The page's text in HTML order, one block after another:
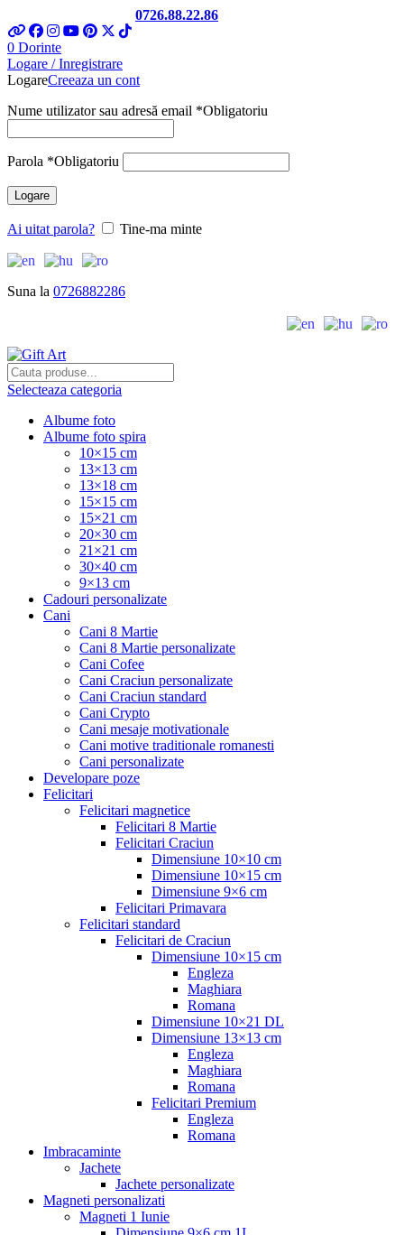
0726.88.22.86
0 Dorinte
Logare / Inregistrare
LogareCreeaza un cont
Nume utilizator sau adresă email *Obligatoriu
Parola *Obligatoriu
Logare
Ai uitat parola? Tine-ma minte
Suna la 0726882286
Selecteaza categoria
Albume foto
Albume foto spira
10×15 cm
13×13 cm
13×18 cm
15×15 cm
15×21 cm
20×30 cm
21×21 cm
30×40 cm
9×13 cm
Cadouri personalizate
Cani
Cani 8 Martie
Cani 8 Martie personalizate
Cani Cofee
Cani Craciun personalizate
Cani Craciun standard
Cani Crypto
Cani mesaje motivationale
Cani motive traditionale romanesti
Cani personalizate
Developare poze
Felicitari
Felicitari magnetice
Felicitari 8 Martie
Felicitari Craciun
Dimensiune 10×10 cm
Dimensiune 10×15 cm
Dimensiune 9×6 cm
Felicitari Primavara
Felicitari standard
Felicitari de Craciun
Dimensiune 10×15 cm
Engleza
Maghiara
Romana
Dimensiune 10×21 DL
Dimensiune 13×13 cm
Engleza
Maghiara
Romana
Felicitari Premium
Engleza
Romana
Imbracaminte
Jachete
Jachete personalizate
Magneti personalizati
Magneti 1 Iunie